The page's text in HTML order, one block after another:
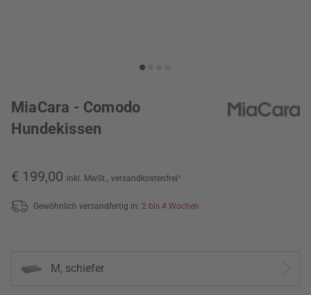
MiaCara - Comodo
Hundekissen
€ 199,00 inkl. MwSt., versandkostenfrei*
Gewöhnlich versandfertig in: 2 bis 4 Wochen
M, schiefer